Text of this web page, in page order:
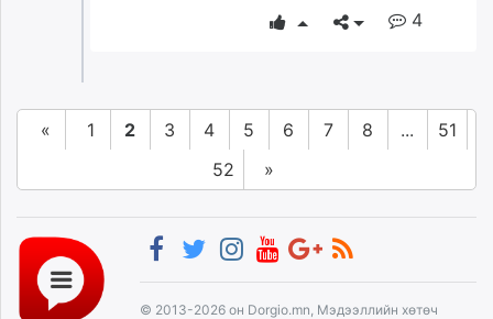
4
« 1 2 3 4 5 6 7 8 ...
51
52
»
© 2013-2026 он Dorgio.mn, Мэдээллийн хөтөч